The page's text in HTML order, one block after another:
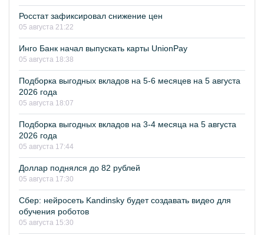
Росстат зафиксировал снижение цен
05 августа 21:22
Инго Банк начал выпускать карты UnionPay
05 августа 18:38
Подборка выгодных вкладов на 5-6 месяцев на 5 августа
2026 года
05 августа 18:07
Подборка выгодных вкладов на 3-4 месяца на 5 августа
2026 года
05 августа 17:44
Доллар поднялся до 82 рублей
05 августа 17:30
Сбер: нейросеть Kandinsky будет создавать видео для
обучения роботов
05 августа 15:30